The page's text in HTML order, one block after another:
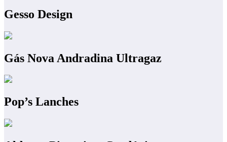
Gesso Design
Gás Nova Andradina Ultragaz
Pop’s Lanches